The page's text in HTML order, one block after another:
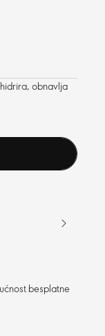
obnavlja
besplatne